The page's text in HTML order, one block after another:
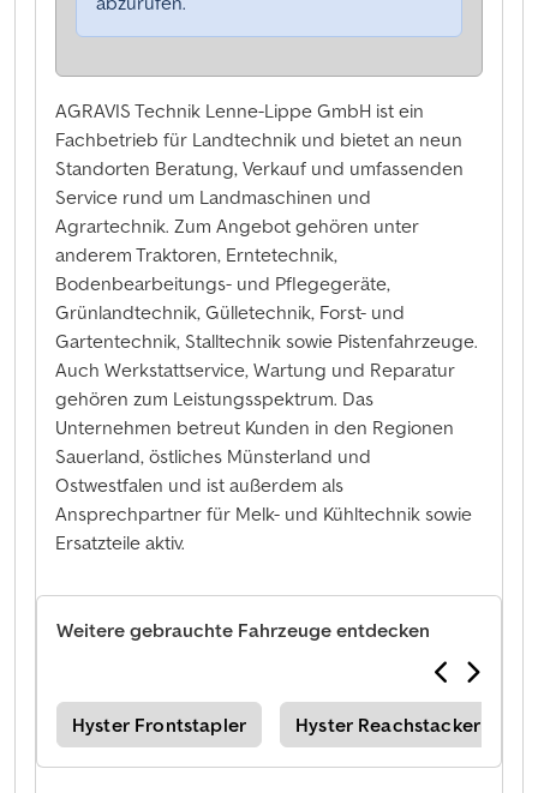
AGRAVIS Technik Lenne-Lippe GmbH ist ein
Fachbetrieb für Landtechnik und bietet an neun
Standorten Beratung, Verkauf und umfassenden
Service rund um Landmaschinen und
Agrartechnik. Zum Angebot gehören unter
anderem Traktoren, Erntetechnik,
Bodenbearbeitungs- und Pflegegeräte,
Grünlandtechnik, Gülletechnik, Forst- und
Gartentechnik, Stalltechnik sowie Pistenfahrzeuge.
Auch Werkstattservice, Wartung und Reparatur
gehören zum Leistungsspektrum. Das
Unternehmen betreut Kunden in den Regionen
Sauerland, östliches Münsterland und
Ostwestfalen und ist außerdem als
Ansprechpartner für Melk- und Kühltechnik sowie
Ersatzteile aktiv.
Weitere gebrauchte Fahrzeuge entdecken
Hyster Frontstapler Hyster Reachstacker